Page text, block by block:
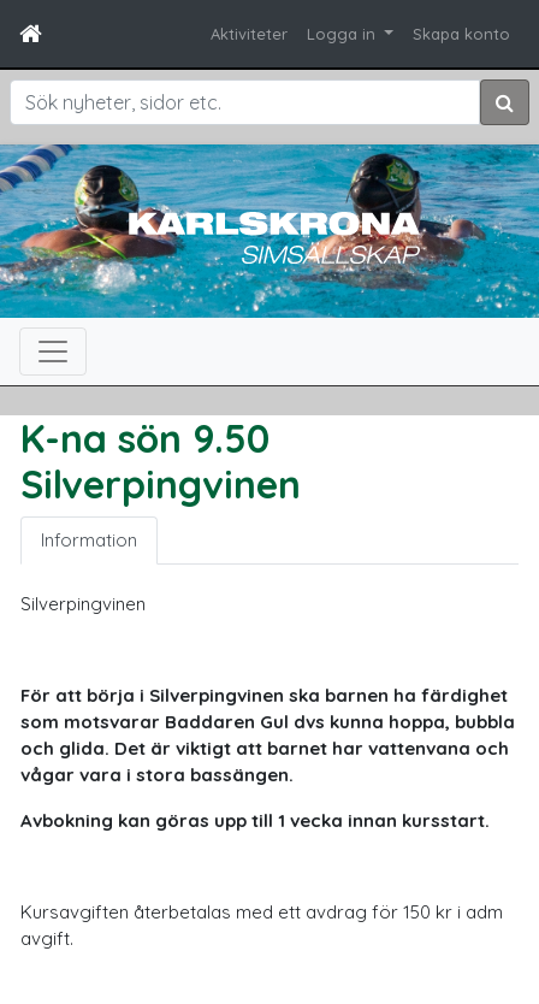
Aktiviteter Logga in Skapa konto
Sök
K-na sön 9.50
Silverpingvinen
Information
Silverpingvinen
För att börja i Silverpingvinen ska barnen ha färdighet
som motsvarar Baddaren Gul dvs kunna hoppa, bubbla
och glida. Det är viktigt att barnet har vattenvana och
vågar vara i stora bassängen.
Avbokning kan göras upp till 1 vecka innan kursstart.
Kursavgiften återbetalas med ett avdrag för 150 kr i adm
avgift.